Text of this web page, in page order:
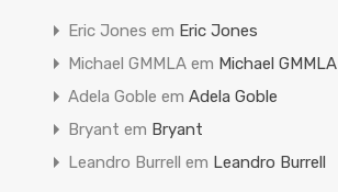
Eric Jones em Eric Jones
Michael GMMLA em Michael GMMLA
Adela Goble em Adela Goble
Bryant em Bryant
Leandro Burrell em Leandro Burrell